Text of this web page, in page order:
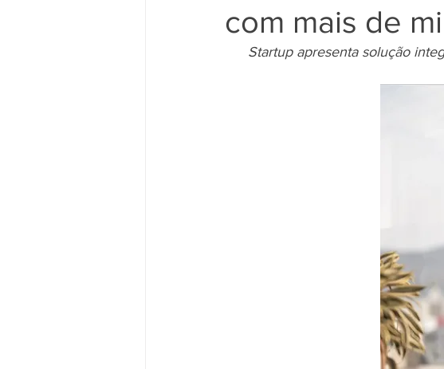
com mais de
Startup apresenta solução